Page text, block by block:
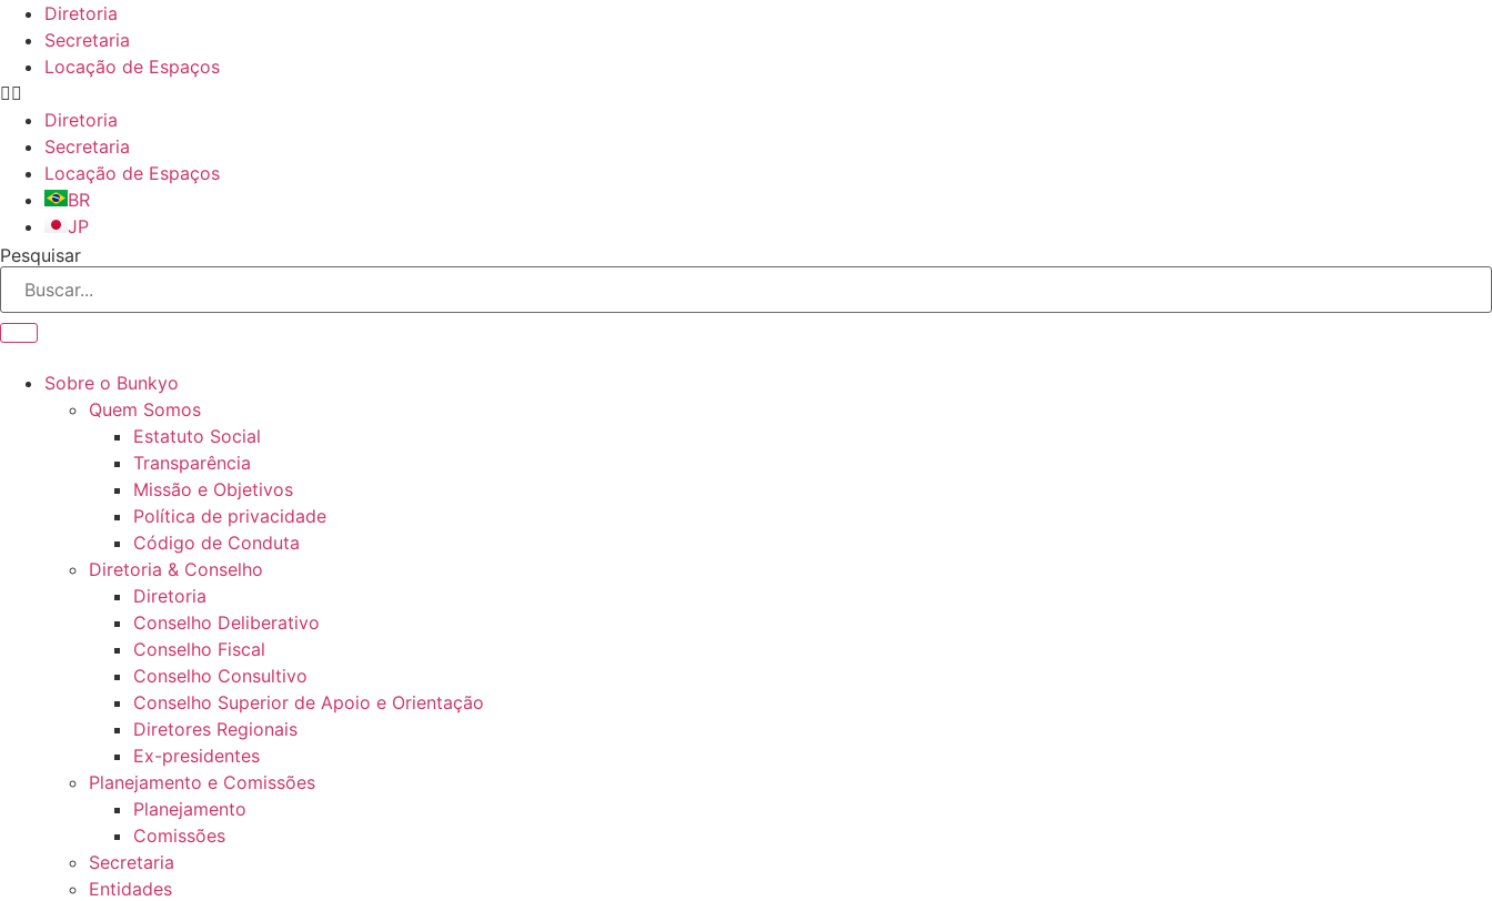
para
conteúdo
Diretoria
Secretaria
Locação de Espaços
Diretoria
Secretaria
Locação de Espaços
BR
JP
Pesquisar
Sobre o Bunkyo
Quem Somos
Estatuto Social
Transparência
Missão e Objetivos
Política de privacidade
Código de Conduta
Diretoria & Conselho
Diretoria
Conselho Deliberativo
Conselho Fiscal
Conselho Consultivo
Conselho Superior de Apoio e Orientação
Diretores Regionais
Ex-presidentes
Planejamento e Comissões
Planejamento
Comissões
Secretaria
Entidades